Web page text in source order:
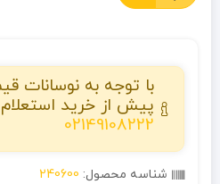
با توجه به نوسانات
پیش از خرید
02149108222
شناسه محصول: 240600